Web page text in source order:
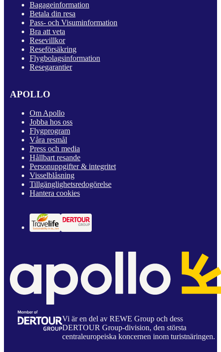
Bagageinformation
Betala din resa
Pass- och Visuminformation
Bra att veta
Resevillkor
Reseförsäkring
Flygbolagsinformation
Resegarantier
APOLLO
Om Apollo
Jobba hos oss
Flygprogram
Våra resmål
Press och media
Hållbart resande
Personuppgifter & integritet
Visselblåsning
Tillgänglighetsredogörelse
Hantera cookies
Vi är en del av REWE Group och dess
DERTOUR Group-division, den största
centraleuropeiska koncernen inom turistnäringen.